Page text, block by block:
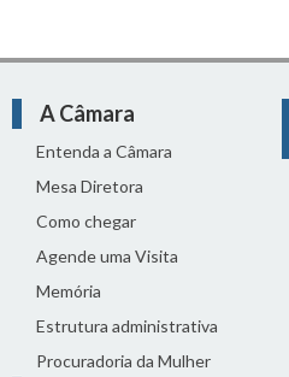
A Câmara
Entenda a Câmara
Mesa Diretora
Como chegar
Agende uma Visita
Memória
Estrutura administrativa
Procuradoria da Mulher